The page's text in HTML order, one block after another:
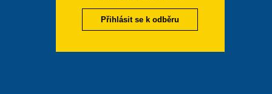
Přihlásit se k odběru